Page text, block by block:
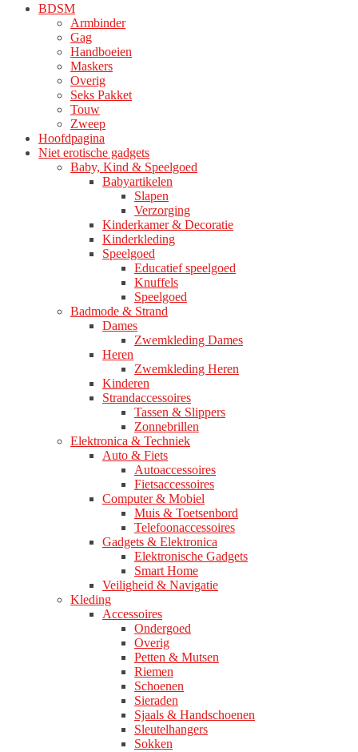
BDSM
Armbinder
Gag
Handboeien
Maskers
Overig
Seks Pakket
Touw
Zweep
Hoofdpagina
Niet erotische gadgets
Baby, Kind & Speelgoed
Babyartikelen
Slapen
Verzorging
Kinderkamer & Decoratie
Kinderkleding
Speelgoed
Educatief speelgoed
Knuffels
Speelgoed
Badmode & Strand
Dames
Zwemkleding Dames
Heren
Zwemkleding Heren
Kinderen
Strandaccessoires
Tassen & Slippers
Zonnebrillen
Elektronica & Techniek
Auto & Fiets
Autoaccessoires
Fietsaccessoires
Computer & Mobiel
Muis & Toetsenbord
Telefoonaccessoires
Gadgets & Elektronica
Elektronische Gadgets
Smart Home
Veiligheid & Navigatie
Kleding
Accessoires
Ondergoed
Overig
Petten & Mutsen
Riemen
Schoenen
Sieraden
Sjaals & Handschoenen
Sleutelhangers
Sokken